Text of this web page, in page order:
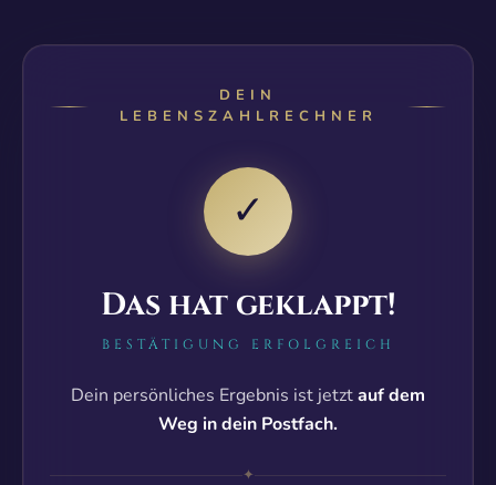
DEIN
LEBENSZAHLRECHNER
✓
Das hat geklappt!
BESTÄTIGUNG ERFOLGREICH
Dein persönliches Ergebnis ist jetztauf dem
Weg in dein Postfach.
✦